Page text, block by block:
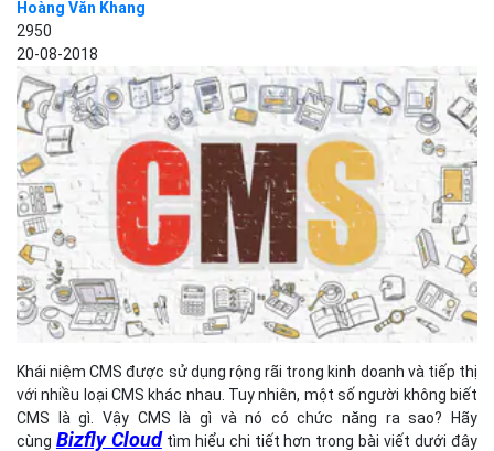
Hoàng Văn Khang
2950
20-08-2018
Khái niệm CMS được sử dụng rộng rãi trong kinh doanh và tiếp thị
với nhiều loại CMS khác nhau. Tuy nhiên, một số người không biết
CMS là gì. Vậy CMS là gì và nó có chức năng ra sao? Hãy
cùngBizfly Cloud
tìm hiểu chi tiết hơn trong bài viết dưới đây
nhé!
CMS(Content Management System) là hệ thống quản lý nội
dung cho phép người dùng xây dựng và quản lý một trang web mà
không cần phải có kiến thức về lập trình. Ứng dụng phần mềm